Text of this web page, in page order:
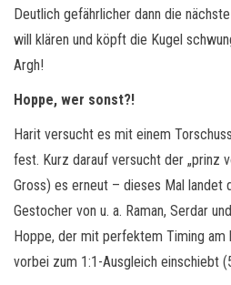
Deutlich gefährlicher dann die
will klären und köpft die Kugel
Argh!
Hoppe, wer sonst?!
Harit versucht es mit einem
fest. Kurz darauf versucht der „prinz
Gross) es erneut – dieses Mal landet
Gestocher von u. a. Raman, Serdar
Hoppe, der mit perfektem Timing am
vorbei zum 1:1-Ausgleich einschiebt